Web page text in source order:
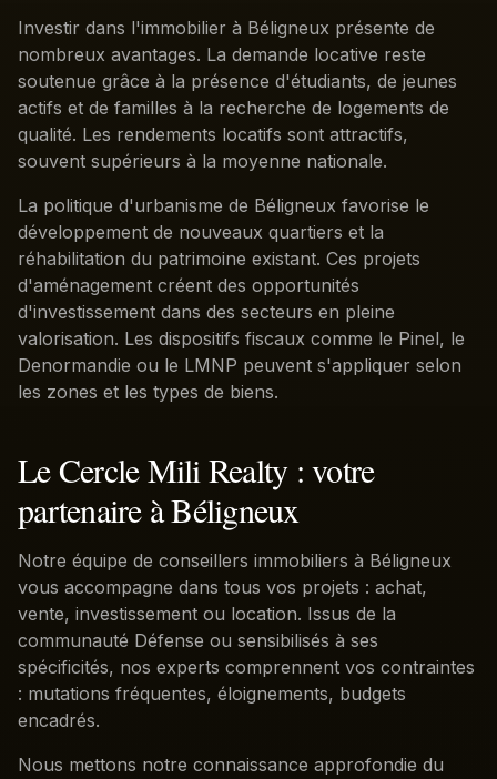
Investir dans l'immobilier à Béligneux présente de
nombreux avantages. La demande locative reste
soutenue grâce à la présence d'étudiants, de jeunes
actifs et de familles à la recherche de logements de
qualité. Les rendements locatifs sont attractifs,
souvent supérieurs à la moyenne nationale.
La politique d'urbanisme de Béligneux favorise le
développement de nouveaux quartiers et la
réhabilitation du patrimoine existant. Ces projets
d'aménagement créent des opportunités
d'investissement dans des secteurs en pleine
valorisation. Les dispositifs fiscaux comme le Pinel, le
Denormandie ou le LMNP peuvent s'appliquer selon
les zones et les types de biens.
Le Cercle Mili Realty : votre
partenaire à Béligneux
Notre équipe de conseillers immobiliers à Béligneux
vous accompagne dans tous vos projets : achat,
vente, investissement ou location. Issus de la
communauté Défense ou sensibilisés à ses
spécificités, nos experts comprennent vos contraintes
: mutations fréquentes, éloignements, budgets
encadrés.
Nous mettons notre connaissance approfondie du